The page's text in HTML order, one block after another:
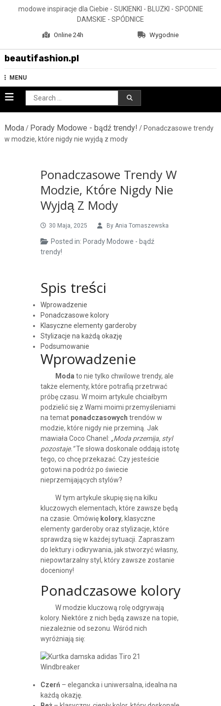
modowe inspiracje dla Ciebie - SUKIENKI - BLUZKI - SPODNIE
DAMSKIE - SPÓDNICE
Online 24h Wygodnie
beautifashion.pl
MENU
Search
for:
Moda/ Porady Modowe - bądź trendy! / Ponadczasowe trendy
w modzie, które nigdy nie wyjdą z mody
Ponadczasowe Trendy W
Modzie, Które Nigdy Nie
Wyjdą Z Mody
30 Maja, 2025 By Ania Tomaszewska
Posted in: Porady Modowe - bądź
trendy!
Spis treści
Wprowadzenie
Ponadczasowe kolory
Klasyczne elementy garderoby
Stylizacje na każdą okazję
Podsumowanie
Wprowadzenie
Moda to nie tylko chwilowe trendy, ale
także elementy, które potrafią przetrwać
próbę czasu. W moim artykule chciałbym
podzielić się z Wami moimi przemyśleniami
na temat ponadczasowych trendów w
modzie, które nigdy nie przeminą. Jak
mawiała Coco Chanel: „Moda przemija, styl
pozostaje.”Te słowa doskonale oddają istotę
tego, co chcę przekazać. Czy jesteście
gotowi na podróż po świecie
nieprzemijających stylów?
W tym artykule skupię się na kilku
kluczowych elementach, które zawsze będą
na czasie. Omówię kolory, klasyczne
elementy garderoby oraz stylizacje, które
sprawdzą się w każdej sytuacji. Zapraszam
do lektury i odkrywania, jak stworzyć własny,
niepowtarzalny styl, który zawsze zostanie
doceniony!
Ponadczasowe kolory
W modzie kluczową rolę odgrywają
kolory. Niektóre z nich będą zawsze na topie,
niezależnie od sezonu. Wśród nich
wyróżniają się:
Czerń – elegancka i uniwersalna, idealna na
każdą okazję.